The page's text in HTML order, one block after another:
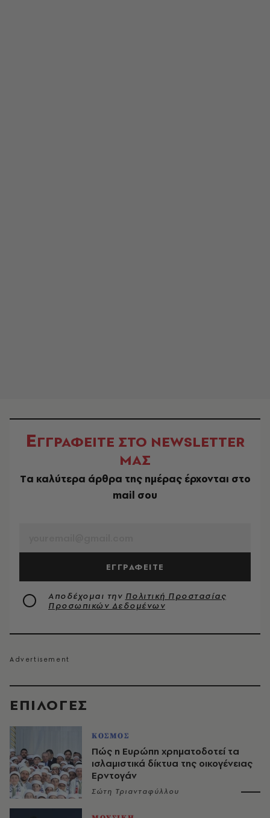
EΠΙΛΟΓΈΣ
ΚΟΣΜΟΣ
Πώς η Ευρώπη χρηματοδοτεί τα
ισλαμιστικά δίκτυα της οικογένειας
Ερντογάν
Σώτη Τριανταφύλλου
ΕΓΓΡΑΦΕΙΤΕ ΣΤΟ NEWSLETTER
ΜΑΣ
Tα καλύτερα άρθρα της ημέρας έρχονται στο
mail σου
ΕΓΓΡΑΦΕΙΤΕ
Αποδέχομαι την Πολιτική Προστασίας
Προσωπικών Δεδομένων